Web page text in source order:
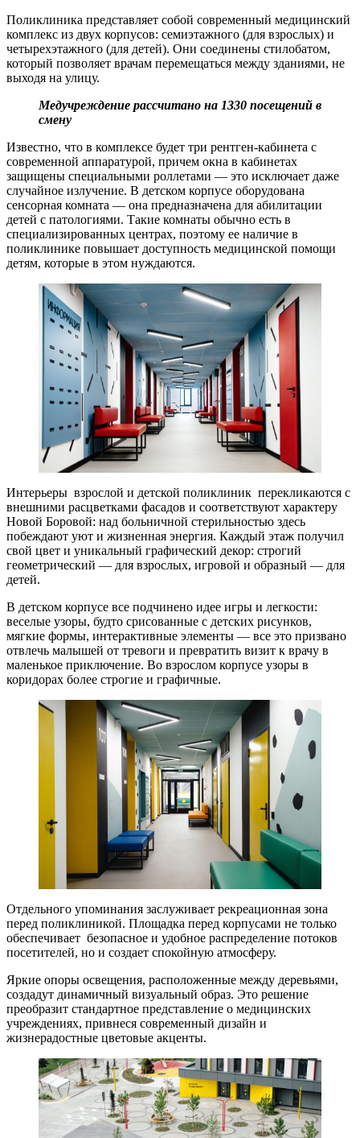
Поликлиника представляет собой современный медицинский
комплекс из двух корпусов: семиэтажного (для взрослых) и
четырехэтажного (для детей). Они соединены стилобатом,
который позволяет врачам перемещаться между зданиями, не
выходя на улицу.
Медучреждение рассчитано на 1330 посещений в
смену
Известно, что в комплексе будет три рентген-кабинета с
современной аппаратурой, причем окна в кабинетах
защищены специальными роллетами — это исключает даже
случайное излучение. В детском корпусе оборудована
сенсорная комната — она предназначена для абилитации
детей с патологиями. Такие комнаты обычно есть в
специализированных центрах, поэтому ее наличие в
поликлинике повышает доступность медицинской помощи
детям, которые в этом нуждаются.
Интерьеры взрослой и детской поликлиник перекликаются с
внешними расцветками фасадов и соответствуют характеру
Новой Боровой: над больничной стерильностью здесь
побеждают уют и жизненная энергия. Каждый этаж получил
свой цвет и уникальный графический декор: строгий
геометрический — для взрослых, игровой и образный — для
детей.
В детском корпусе все подчинено идее игры и легкости:
веселые узоры, будто срисованные с детских рисунков,
мягкие формы, интерактивные элементы — все это призвано
отвлечь малышей от тревоги и превратить визит к врачу в
маленькое приключение. Во взрослом корпусе узоры в
коридорах более строгие и графичные.
Отдельного упоминания заслуживает рекреационная зона
перед поликлиникой. Площадка перед корпусами не только
обеспечивает безопасное и удобное распределение потоков
посетителей, но и создает спокойную атмосферу.
Яркие опоры освещения, расположенные между деревьями,
создадут динамичный визуальный образ. Это решение
преобразит стандартное представление о медицинских
учреждениях, привнеся современный дизайн и
жизнерадостные цветовые акценты.